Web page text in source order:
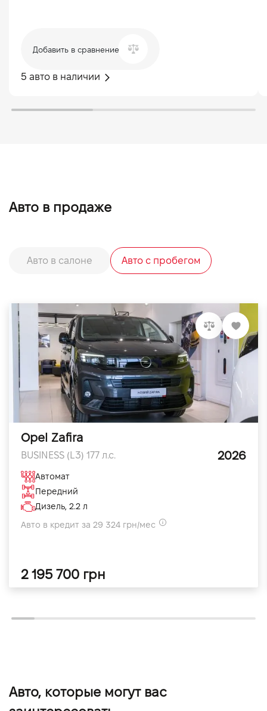
5 авто в наличии
Добавить в сравнение
Авто в продаже
Авто в салоне Авто с пробегом
Opel Zafira
BUSINESS (L3) 177 л.с. 2026
Автомат
Передний
Дизель, 2.2 л
Авто в кредит за 29 324 грн/мес
2 195 700 грн
Авто, которые могут вас